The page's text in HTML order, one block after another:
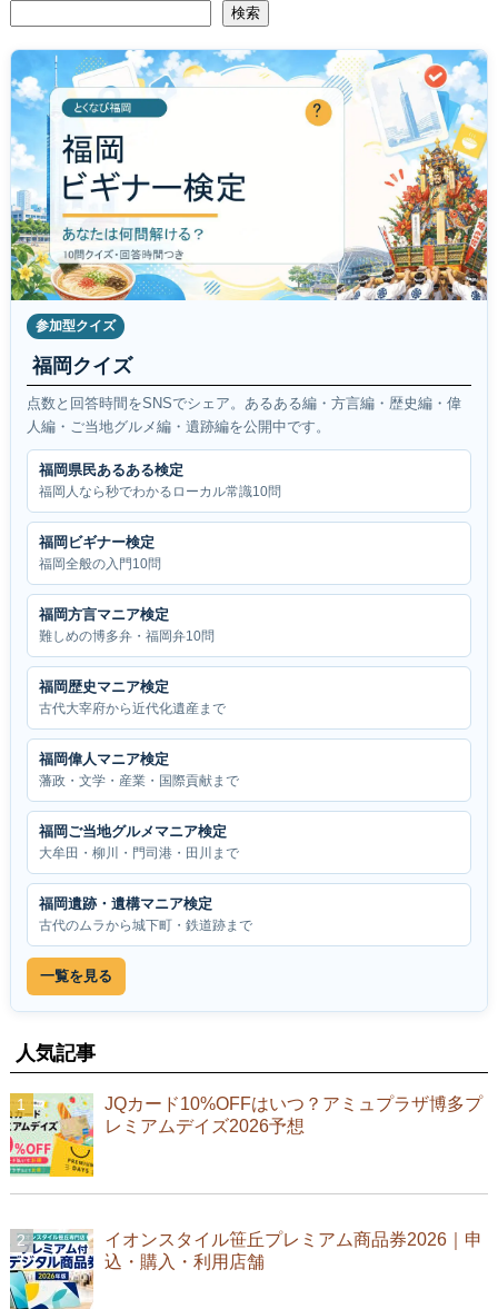
検索
参加型クイズ
福岡クイズ
点数と回答時間をSNSでシェア。あるある編・方言編・歴史編・偉
人編・ご当地グルメ編・遺跡編を公開中です。
福岡県民あるある検定
福岡人なら秒でわかるローカル常識10問
福岡ビギナー検定
福岡全般の入門10問
福岡方言マニア検定
難しめの博多弁・福岡弁10問
福岡歴史マニア検定
古代大宰府から近代化遺産まで
福岡偉人マニア検定
藩政・文学・産業・国際貢献まで
福岡ご当地グルメマニア検定
大牟田・柳川・門司港・田川まで
福岡遺跡・遺構マニア検定
古代のムラから城下町・鉄道跡まで
一覧を見る
人気記事
JQカード10%OFFはいつ？アミュプラザ博多プ
レミアムデイズ2026予想
イオンスタイル笹丘プレミアム商品券2026｜申
込・購入・利用店舗